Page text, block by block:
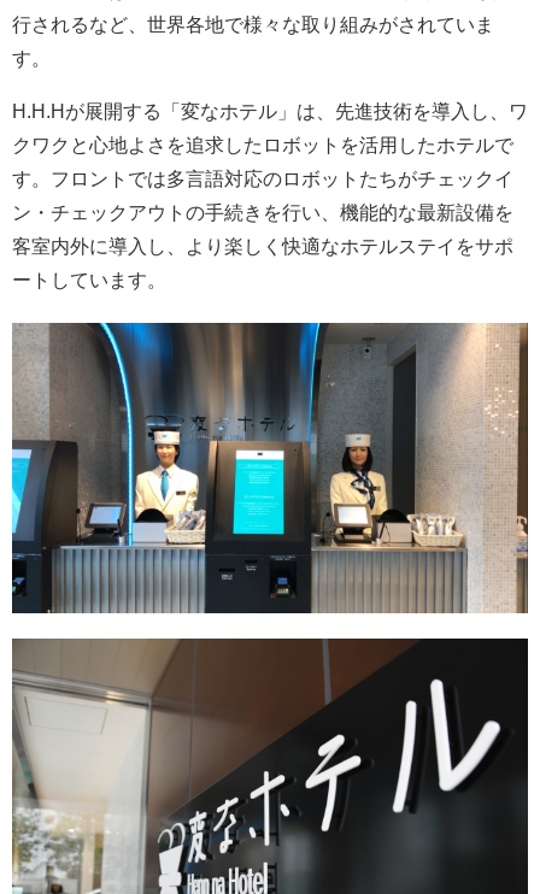
行されるなど、世界各地で様々な取り組みがされていま
す。
H.H.Hが展開する「変なホテル」は、先進技術を導入し、ワ
クワクと心地よさを追求したロボットを活用したホテルで
す。フロントでは多言語対応のロボットたちがチェックイ
ン・チェックアウトの手続きを行い、機能的な最新設備を
客室内外に導入し、より楽しく快適なホテルステイをサポ
ートしています。